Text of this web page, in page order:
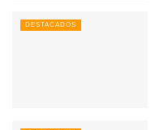
DESTACADOS